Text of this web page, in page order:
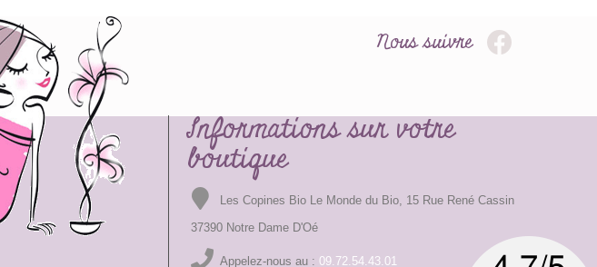
Nous suivre
Informations sur votre
boutique
Les Copines Bio Le Monde du Bio, 15 Rue René Cassin
37390 Notre Dame D'Oé
Appelez-nous au : 09.72.54.43.01